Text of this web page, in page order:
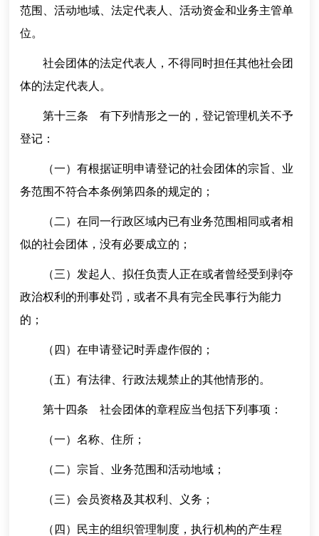
范围、活动地域、法定代表人、活动资金和业务主管单
位。
社会团体的法定代表人，不得同时担任其他社会团
体的法定代表人。
第十三条 有下列情形之一的，登记管理机关不予
登记：
（一）有根据证明申请登记的社会团体的宗旨、业
务范围不符合本条例第四条的规定的；
（二）在同一行政区域内已有业务范围相同或者相
似的社会团体，没有必要成立的；
（三）发起人、拟任负责人正在或者曾经受到剥夺
政治权利的刑事处罚，或者不具有完全民事行为能力
的；
（四）在申请登记时弄虚作假的；
（五）有法律、行政法规禁止的其他情形的。
第十四条 社会团体的章程应当包括下列事项：
（一）名称、住所；
（二）宗旨、业务范围和活动地域；
（三）会员资格及其权利、义务；
（四）民主的组织管理制度，执行机构的产生程